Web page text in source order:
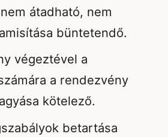
átadható, nem
büntetendő.
végeztével a
a rendezvény
kötelező.
betartása